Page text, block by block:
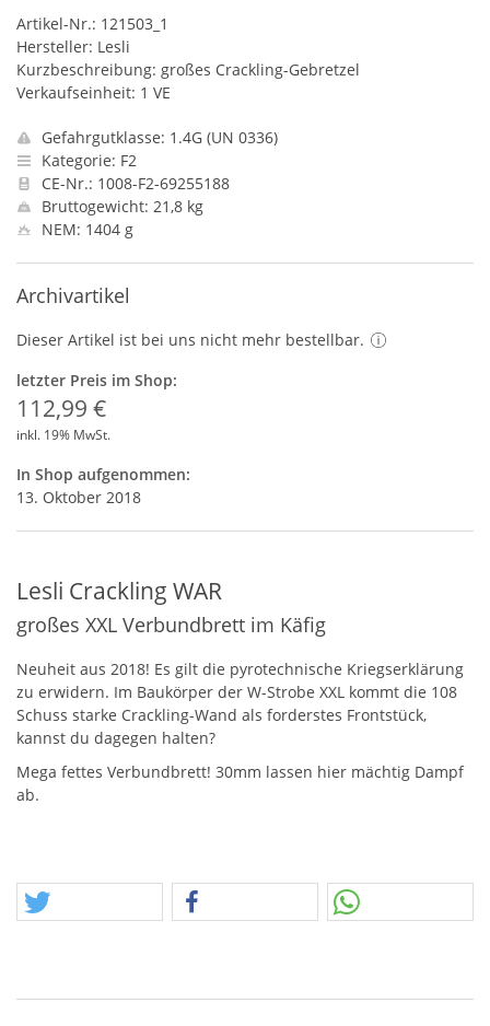
Artikel-Nr.: 121503_1
Hersteller: Lesli
Kurzbeschreibung: großes Crackling-Gebretzel
Verkaufseinheit: 1 VE
Gefahrgutklasse: 1.4G (UN 0336)
Kategorie: F2
CE-Nr.: 1008-F2-69255188
Bruttogewicht: 21,8 kg
NEM: 1404 g
Archivartikel
Dieser Artikel ist bei uns nicht mehr bestellbar.
letzter Preis im Shop:
112,99 €
inkl. 19% MwSt.
In Shop aufgenommen:
13. Oktober 2018
Lesli Crackling WAR
großes XXL Verbundbrett im Käfig
Neuheit aus 2018! Es gilt die pyrotechnische Kriegserklärung
zu erwidern. Im Baukörper der W-Strobe XXL kommt die 108
Schuss starke Crackling-Wand als forderstes Frontstück,
kannst du dagegen halten?
Mega fettes Verbundbrett! 30mm lassen hier mächtig Dampf
ab.